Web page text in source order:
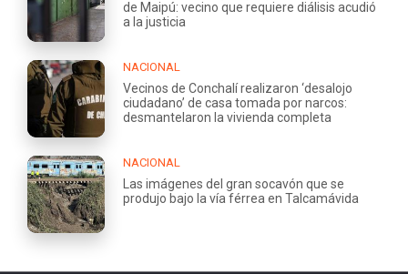
de Maipú: vecino que requiere diálisis acudió
a la justicia
NACIONAL
Vecinos de Conchalí realizaron ‘desalojo
ciudadano’ de casa tomada por narcos:
desmantelaron la vivienda completa
NACIONAL
Las imágenes del gran socavón que se
produjo bajo la vía férrea en Talcamávida